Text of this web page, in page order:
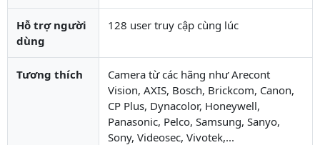
Hỗ trợ người
dùng
128 user truy cập cùng lúc
Tương thích
Camera từ các hãng như Arecont
Vision, AXIS, Bosch, Brickcom, Canon,
CP Plus, Dynacolor, Honeywell,
Panasonic, Pelco, Samsung, Sanyo,
Sony, Videosec, Vivotek,...